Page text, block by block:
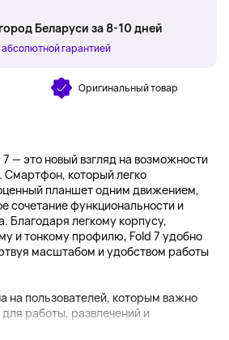
Беларуси за 8-10 дней
гарантией
Оригинальный товар
— это новый взгляд на возможности
Смартфон, который легко
планшет одним движением,
сочетание функциональности и
Благодаря легкому корпусу,
и тонкому профилю, Fold 7 удобно
масштабом и удобством работы
на пользователей, которым важно
работы, развлечений и